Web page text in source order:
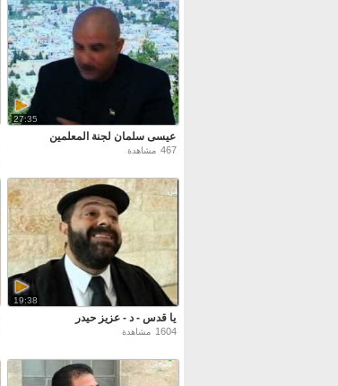
27:35
عيسى سلمان لجنة المعلمين
467 مشاهدة
19:38
يا قدس - د - عزيز حيدر
1604 مشاهدة